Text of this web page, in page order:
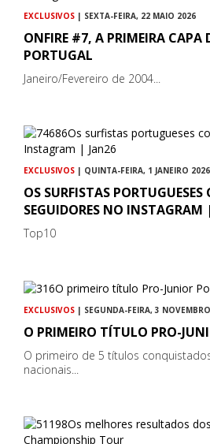
EXCLUSIVOS | SEXTA-FEIRA, 22 MAIO 2026
ONFIRE #7, A PRIMEIRA CAPA
PORTUGAL
Janeiro/Fevereiro de 2004...
EXCLUSIVOS | QUINTA-FEIRA, 1 JANEIRO 2026
OS SURFISTAS
SEGUIDORES NO INSTAGRAM
Top10
EXCLUSIVOS | SEGUNDA-FEIRA, 3
O PRIMEIRO TÍTULO PRO-
O primeiro de 5 títulos
nacionais...